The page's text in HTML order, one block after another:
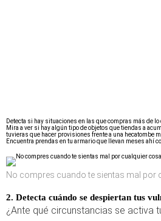
Detecta si hay situaciones en las que compras más de lo
Mira a ver si hay algún tipo de objetos que tiendas a
tuvieras que hacer provisiones frente a una hecatombe
Encuentra prendas en tu armario que llevan meses ahí
No compres cuando te sientas mal por
2. Detecta cuándo se despiertan tus
¿Ante qué circunstancias se activa